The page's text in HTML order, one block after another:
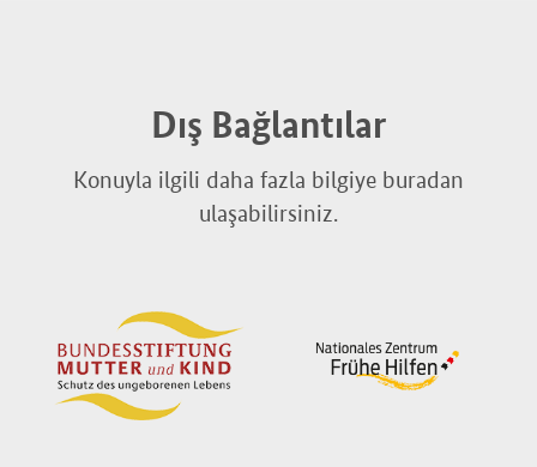
Dış Bağlantılar
Konuyla ilgili daha fazla bilgiye buradan
ulaşabilirsiniz.